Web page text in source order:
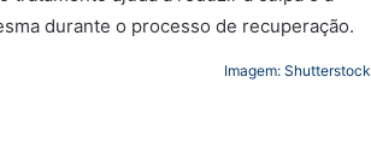
durante o processo de recuperação.
Imagem: Shutterstock